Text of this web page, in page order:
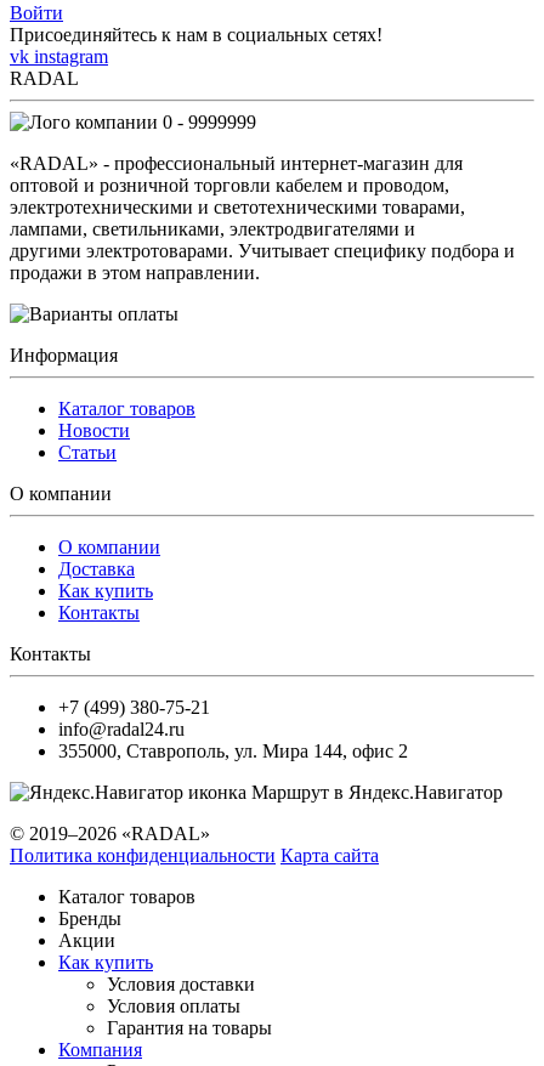
Войти
Присоединяйтесь к нам в социальных сетях!
vk instagram
RADAL
0 - 9999999
«RADAL» - профессиональный интернет-магазин для
оптовой и розничной торговли кабелем и проводом,
электротехническими и светотехническими товарами,
лампами, светильниками, электродвигателями и
другими электротоварами. Учитывает специфику подбора и
продажи в этом направлении.
Информация
Каталог товаров
Новости
Статьи
О компании
О компании
Доставка
Как купить
Контакты
Контакты
+7 (499) 380-75-21
info@radal24.ru
355000, Ставрополь, ул. Мира 144, офис 2
Маршрут в Яндекс.Навигатор
© 2019–2026 «RADAL»
Политика конфиденциальности Карта сайта
Каталог товаров
Бренды
Акции
Как купить
Условия доставки
Условия оплаты
Гарантия на товары
Компания